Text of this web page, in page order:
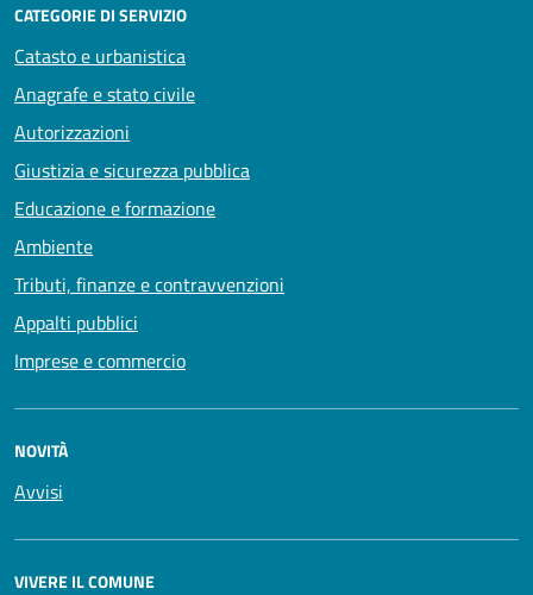
CATEGORIE DI SERVIZIO
Catasto e urbanistica
Anagrafe e stato civile
Autorizzazioni
Giustizia e sicurezza pubblica
Educazione e formazione
Ambiente
Tributi, finanze e contravvenzioni
Appalti pubblici
Imprese e commercio
NOVITÀ
Avvisi
VIVERE IL COMUNE